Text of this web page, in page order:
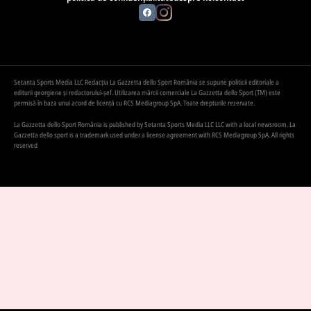
Setanta Sports Media LLC Redacția La Gazzetta dello Sport România se supune politicii editoriale a
editurii georgiene și redactorului-șef. Utilizarea mărcii comerciale La Gazzetta dello Sport (TM) este
permisă în baza unui acord de licență cu RCS Mediagroup SpA. Toate drepturile rezervate.
La Gazzetta dello Sport România is published by Setanta Sports Media LLC LLC with a local newsroom. La
Gazzetta dello sport is a trademark used under a license agreement with RCS Mediagroup SpA. All rights
reserved